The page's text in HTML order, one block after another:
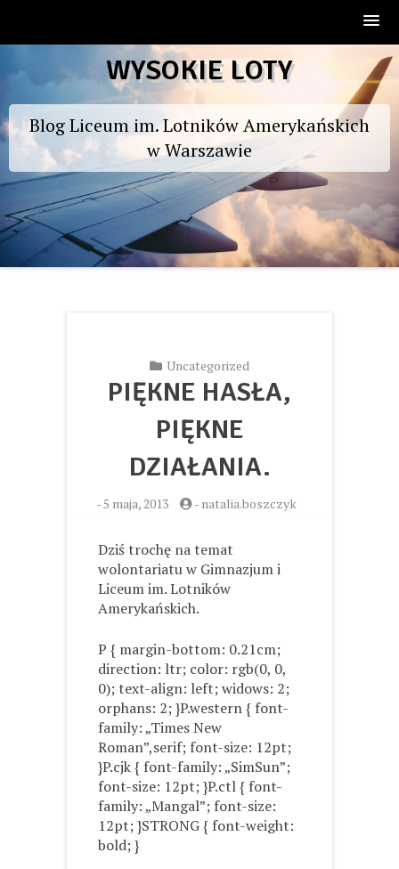
to
WYSOKIE LOTY
Blog Liceum im. Lotników Amerykańskich
w Warszawie
Uncategorized
PIĘKNE HASŁA,
PIĘKNE
DZIAŁANIA.
-5 maja, 2013 - natalia.boszczyk
Dziś trochę na temat
wolontariatu w Gimnazjum i
Liceum im. Lotników
Amerykańskich.
P { margin-bottom: 0.21cm;
direction: ltr; color: rgb(0, 0,
0); text-align: left; widows: 2;
orphans: 2; }P.western { font-
family: „Times New
Roman”,serif; font-size: 12pt;
}P.cjk { font-family: „SimSun”;
font-size: 12pt; }P.ctl { font-
family: „Mangal”; font-size:
12pt; }STRONG { font-weight:
bold; }